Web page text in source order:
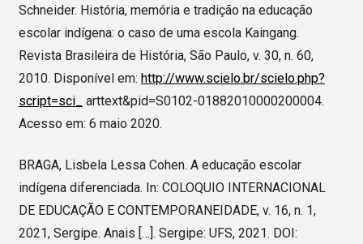
Schneider. História, memória e tradição na educação
escolar indígena: o caso de uma escola Kaingang.
Revista Brasileira de História, São Paulo, v. 30, n. 60,
2010. Disponível em: http://www.scielo.br/scielo.php?
script=sci_
arttext&pid=S0102-01882010000200004.
Acesso em: 6 maio 2020.
BRAGA, Lisbela Lessa Cohen. A educação escolar
indígena diferenciada. In: COLOQUIO INTERNACIONAL
DE EDUCAÇÃO E CONTEMPORANEIDADE, v. 16, n. 1,
2021, Sergipe. Anais […]. Sergipe: UFS, 2021. DOI: